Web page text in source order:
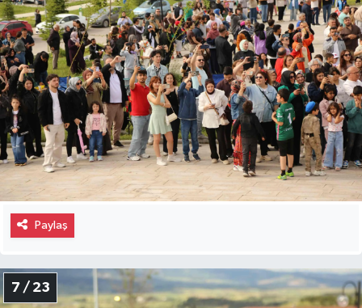
Paylaş
7 / 23